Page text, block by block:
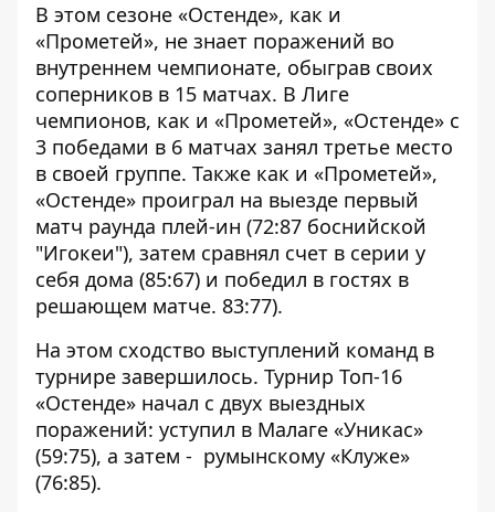
В этом сезоне «Остенде», как и
«Прометей», не знает поражений во
внутреннем чемпионате, обыграв своих
соперников в 15 матчах. В Лиге
чемпионов, как и «Прометей», «Остенде» с
3 победами в 6 матчах занял третье место
в своей группе. Также как и «Прометей»,
«Остенде» проиграл на выезде первый
матч раунда плей-ин (72:87 боснийской
"Игокеи"), затем сравнял счет в серии у
себя дома (85:67) и победил в гостях в
решающем матче. 83:77).
На этом сходство выступлений команд в
турнире завершилось. Турнир Топ-16
«Остенде» начал с двух выездных
поражений: уступил в Малаге «Уникас»
(59:75), а затем - румынскому «Клуже»
(76:85).